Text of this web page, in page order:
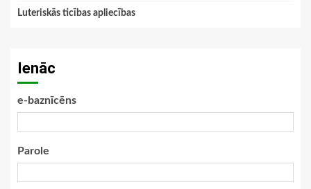
Luteriskās ticības apliecības
Ienāc
e-baznīcēns
Parole